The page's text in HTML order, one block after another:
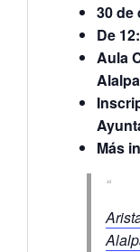
30 de
De
Aula
Más